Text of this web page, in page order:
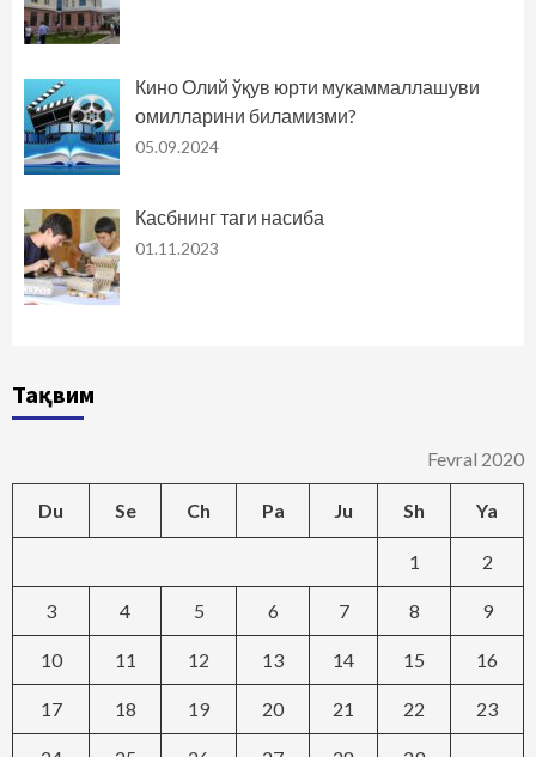
Кино Олий ўқув юрти мукаммаллашуви
омилларини биламизми?
05.09.2024
Касбнинг таги насиба
01.11.2023
Тақвим
Fevral 2020
Du Se Ch Pa Ju Sh Ya
1 2
3 4 5 6 7 8 9
10 11 12 13 14 15 16
17 18 19 20 21 22 23